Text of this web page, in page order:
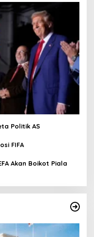
Politik AS
FIFA
Akan Boikot Piala